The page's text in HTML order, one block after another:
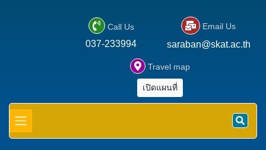
 Call Us
037-233994
 Email Us
saraban@skat.ac.th
 Travel map
เปิดแผนที่